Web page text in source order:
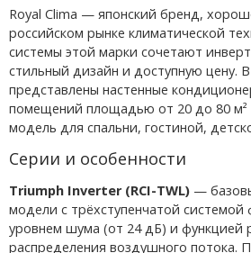
Royal Clima — японский бренд,
российском рынке климатической
системы этой марки сочетают
стильный дизайн и доступную цену.
представлены настенные
помещений площадью от 20 до 80 м²
модель для спальни, гостиной,
Серии и особенности
Triumph Inverter (RCI-TWL) —
модели с трёхступенчатой
уровнем шума (от 24 дБ) и функцией
распределения воздушного потока.